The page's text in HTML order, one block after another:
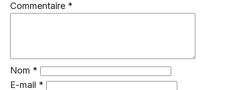
Commentaire *
Nom *
E-mail *